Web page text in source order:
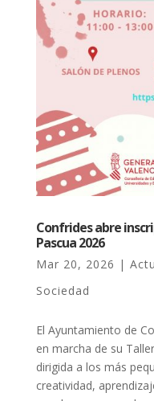
Confrides abre
Pascua 2026
Mar 20, 2026 |
Sociedad
El Ayuntamiento de
en marcha de su
dirigida a los más
creatividad,